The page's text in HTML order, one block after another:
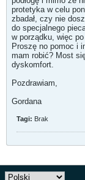
protetyka w celu
zbadał, czy nie
do specjalnego
w porządku, więc
Proszę no pomoc i
mam robić? Most
dyskomfort.
Pozdrawiam,
Gordana
Tagi: Brak